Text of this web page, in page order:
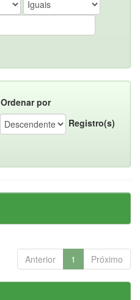
Ordenar por
Registro(s)
Anterior 1 Próximo